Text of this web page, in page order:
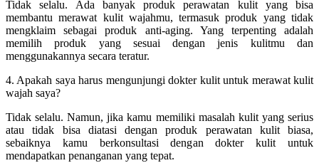
Tidak selalu. Ada banyak produk perawatan kulit yang bisa
membantu merawat kulit wajahmu, termasuk produk yang tidak
mengklaim sebagai produk anti-aging. Yang terpenting adalah
memilih produk yang sesuai dengan jenis kulitmu dan
menggunakannya secara teratur.
4. Apakah saya harus mengunjungi dokter kulit untuk merawat kulit
wajah saya?
Tidak selalu. Namun, jika kamu memiliki masalah kulit yang serius
atau tidak bisa diatasi dengan produk perawatan kulit biasa,
sebaiknya kamu berkonsultasi dengan dokter kulit untuk
mendapatkan penanganan yang tepat.